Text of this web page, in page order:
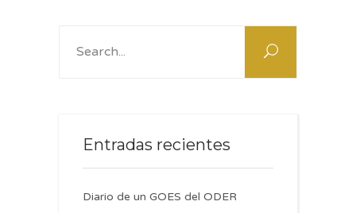
Entradas recientes
Diario de un GOES del ODER